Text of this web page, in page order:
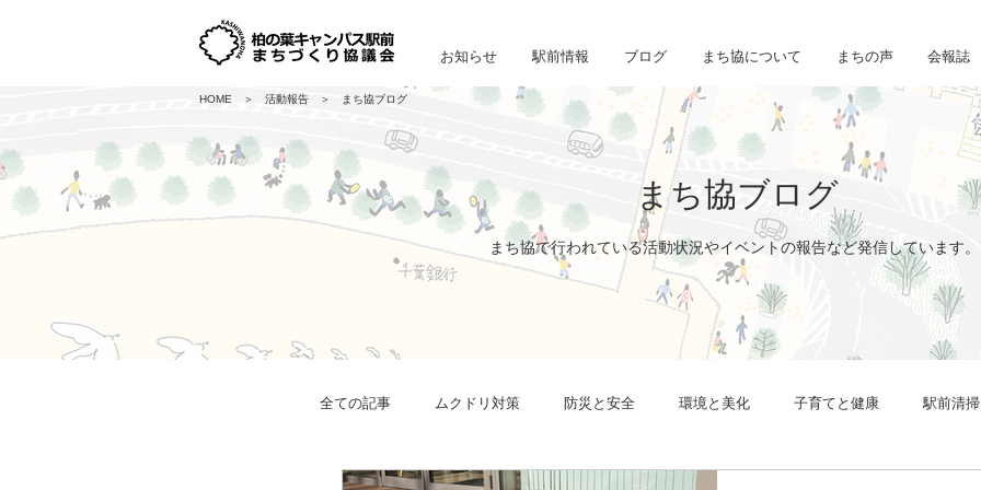
お知らせ 駅前情報 ブログ まち協について まちの声 会報誌
HOME ＞ 活動報告 ＞ まち協ブログ
まち協ブログ
まち協で行われている活動状況やイベントの報告など発信しています。
全ての記事 ムクドリ対策 防災と安全 環境と美化 子育てと健康 駅前清掃